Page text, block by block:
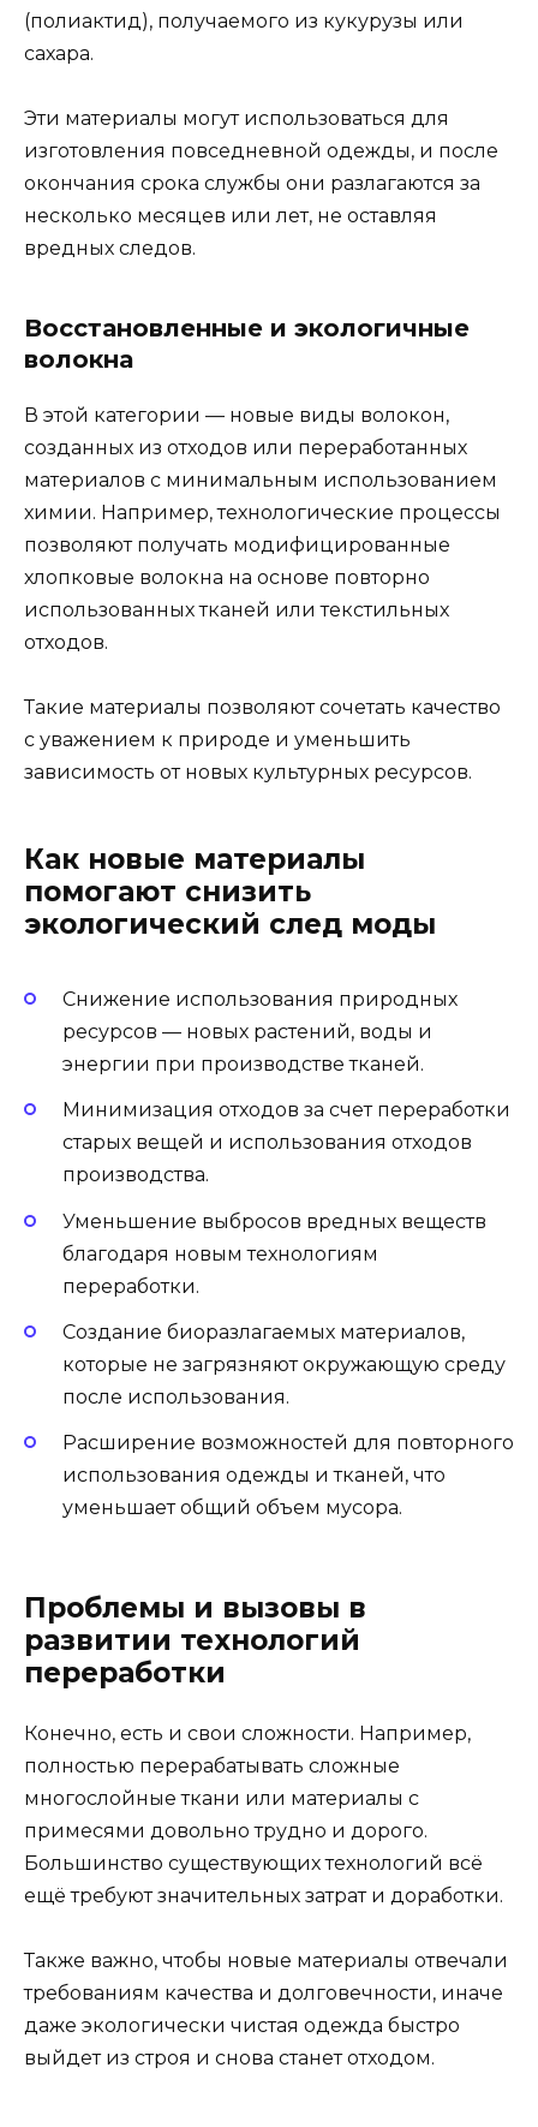
(полиактид), получаемого из кукурузы или
сахара.
Эти материалы могут использоваться для
изготовления повседневной одежды, и после
окончания срока службы они разлагаются за
несколько месяцев или лет, не оставляя
вредных следов.
Восстановленные и экологичные
волокна
В этой категории — новые виды волокон,
созданных из отходов или переработанных
материалов с минимальным использованием
химии. Например, технологические процессы
позволяют получать модифицированные
хлопковые волокна на основе повторно
использованных тканей или текстильных
отходов.
Такие материалы позволяют сочетать качество
с уважением к природе и уменьшить
зависимость от новых культурных ресурсов.
Как новые материалы
помогают снизить
экологический след моды
Снижение использования природных
ресурсов — новых растений, воды и
энергии при производстве тканей.
Минимизация отходов за счет переработки
старых вещей и использования отходов
производства.
Уменьшение выбросов вредных веществ
благодаря новым технологиям
переработки.
Создание биоразлагаемых материалов,
которые не загрязняют окружающую среду
после использования.
Расширение возможностей для повторного
использования одежды и тканей, что
уменьшает общий объем мусора.
Проблемы и вызовы в
развитии технологий
переработки
Конечно, есть и свои сложности. Например,
полностью перерабатывать сложные
многослойные ткани или материалы с
примесями довольно трудно и дорого.
Большинство существующих технологий всё
ещё требуют значительных затрат и доработки.
Также важно, чтобы новые материалы отвечали
требованиям качества и долговечности, иначе
даже экологически чистая одежда быстро
выйдет из строя и снова станет отходом.